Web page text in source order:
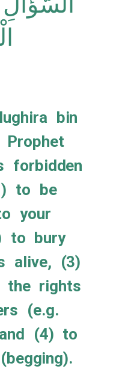
bin
Prophet
forbidden
to be
your
to bury
alive, (3)
rights
(e.g.
(4) to